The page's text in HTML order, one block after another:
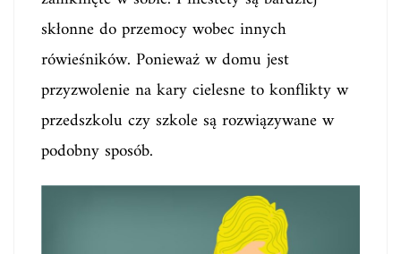
skłonne do przemocy wobec innych
rówieśników. Ponieważ w domu jest
przyzwolenie na kary cielesne to konflikty w
przedszkolu czy szkole są rozwiązywane w
podobny sposób.